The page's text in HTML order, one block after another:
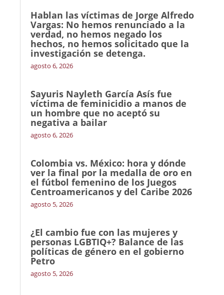
Hablan las víctimas de Jorge Alfredo
Vargas: No hemos renunciado a la
verdad, no hemos negado los
hechos, no hemos solicitado que la
investigación se detenga.
agosto 6, 2026
Sayuris Nayleth García Asís fue
víctima de feminicidio a manos de
un hombre que no aceptó su
negativa a bailar
agosto 6, 2026
Colombia vs. México: hora y dónde
ver la final por la medalla de oro en
el fútbol femenino de los Juegos
Centroamericanos y del Caribe 2026
agosto 5, 2026
¿El cambio fue con las mujeres y
personas LGBTIQ+? Balance de las
políticas de género en el gobierno
Petro
agosto 5, 2026